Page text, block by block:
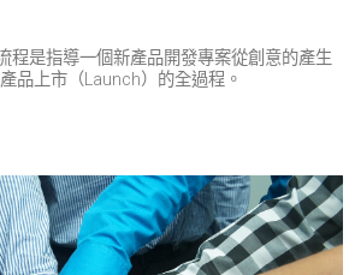
程是指導一個新產品開發專案從創意的產生
品上市（Launch）的全過程。